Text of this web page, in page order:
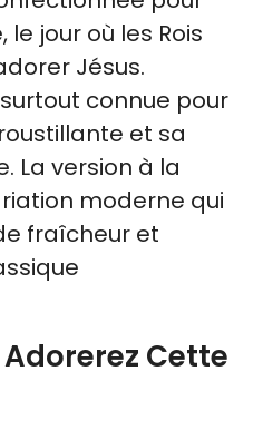
le jour où les Rois
Jésus.
connue pour
et sa
La version à la
moderne qui
fraîcheur et
Cette